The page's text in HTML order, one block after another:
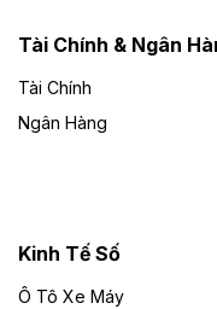
Lai
Bốn doanh nghiệp
phần Tập đoàn Đức
Gia Lai với tổng
Đồng Nai cho
công nghiệp ở
Tài Chính & Ngân
Tài Chính
Ngân Hàng
Kinh Tế Số
Ô Tô Xe Máy